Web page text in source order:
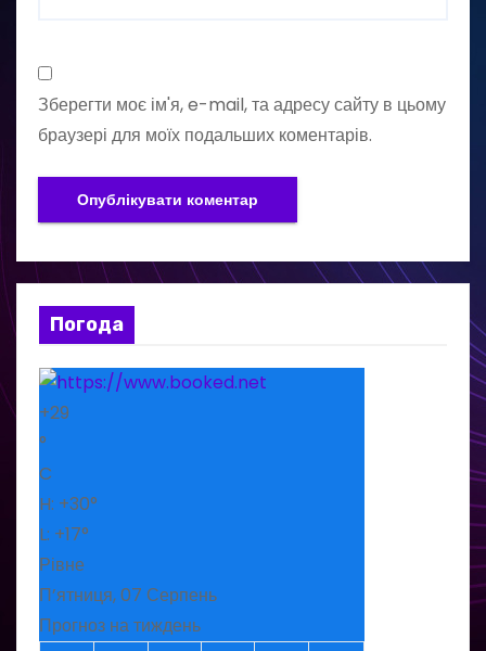
Зберегти моє ім'я, e-mail, та адресу сайту в цьому
браузері для моїх подальших коментарів.
Погода
+29
°
C
H: +30°
L: +17°
Рівне
П’ятниця, 07 Серпень
Прогноз на тиждень